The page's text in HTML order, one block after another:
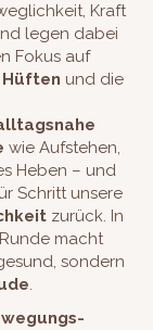
Kraft
legen dabei
Fokus auf
Hüften und die
wie Aufstehen,
Heben – und
Schritt unsere
zurück. In
macht
sondern
.